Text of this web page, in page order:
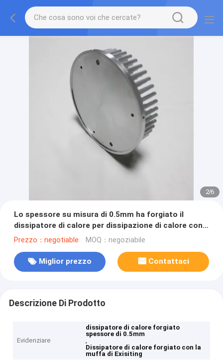
2/6
Lo spessore su misura di 0.5mm ha forgiato il
dissipatore di calore per dissipazione di calore con
la muffa di Exisiting
Prezzo：negotiable MOQ：negoziabile
Miglior prezzo Contattaci
Descrizione Di Prodotto
Evidenziare
dissipatore di calore forgiato
spessore di 0.5mm
,
Dissipatore di calore forgiato con la
muffa di Exisiting